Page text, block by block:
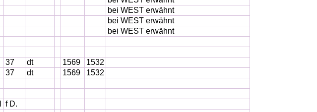
bei WEST erwähnt
bei WEST erwähnt
bei WEST erwähnt
37 dt 1569
1532
37 dt 1569
1532
f D.